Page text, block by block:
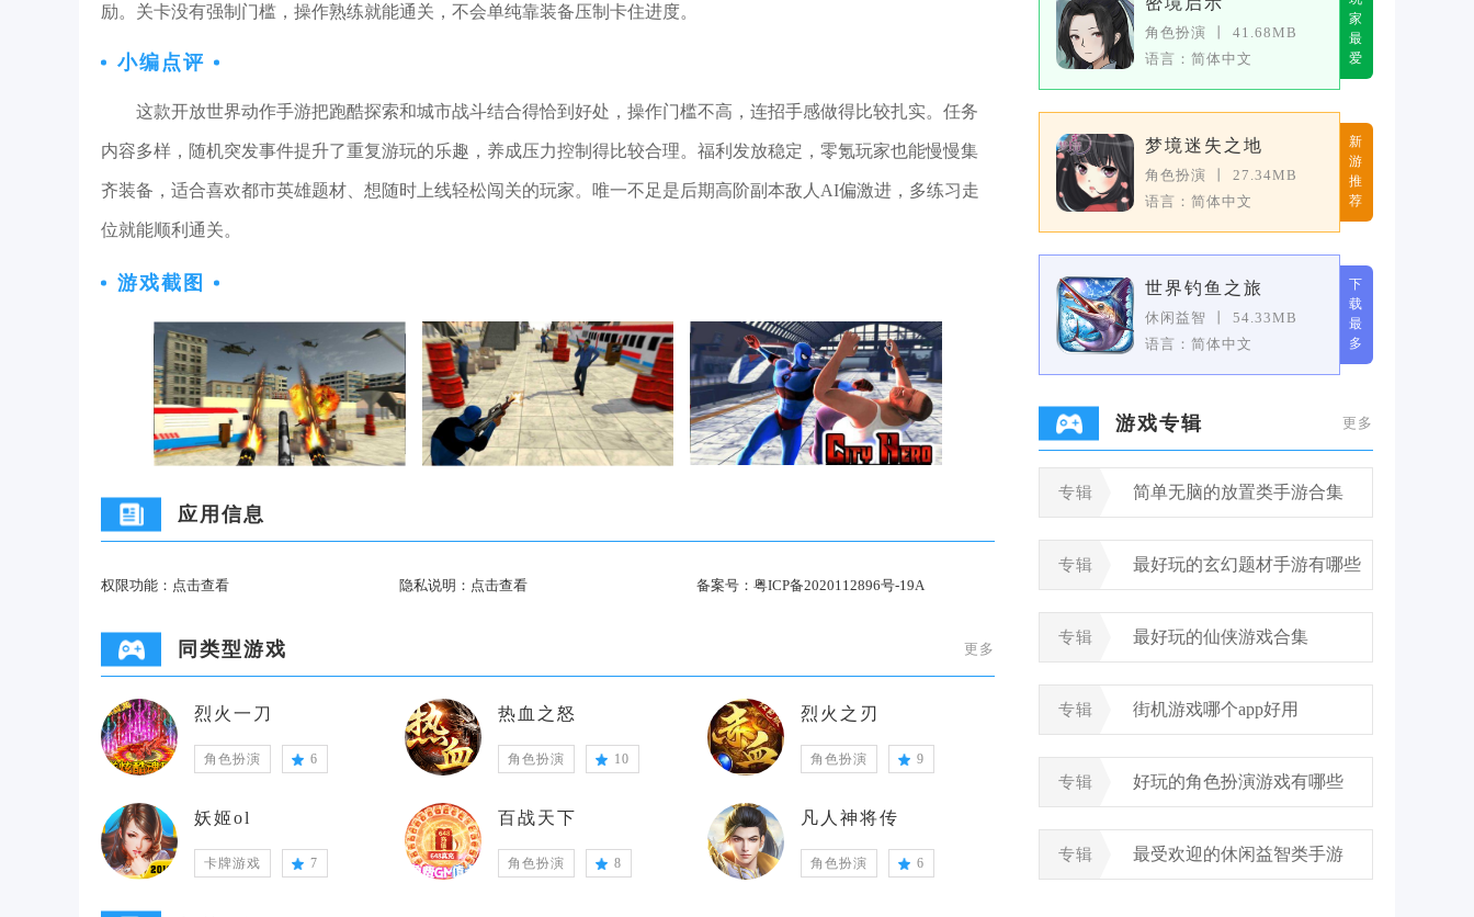
励。关卡没有强制门槛，操作熟练就能通关，不会单纯靠装备压制卡住进度。
小编点评
这款开放世界动作手游把跑酷探索和城市战斗结合得恰到好处，操作门槛不高，连招手感做得比较扎实。任务
内容多样，随机突发事件提升了重复游玩的乐趣，养成压力控制得比较合理。福利发放稳定，零氪玩家也能慢慢集
齐装备，适合喜欢都市英雄题材、想随时上线轻松闯关的玩家。唯一不足是后期高阶副本敌人AI偏激进，多练习走
位就能顺利通关。
游戏截图
应用信息
权限功能： 点击查看 隐私说明： 点击查看 备案号：粤ICP备2020112896号-19A
同类型游戏 更多
烈火一刀
角色扮演 6
热血之怒
角色扮演 10
烈火之刃
角色扮演 9
妖姬ol
卡牌游戏 7
百战天下
角色扮演 8
凡人神将传
角色扮演 6
角色扮演
41.68MB
语言：简体中文
家
最
爱
梦境迷失之地
角色扮演
27.34MB
语言：简体中文
新
游
推
荐
世界钓鱼之旅
休闲益智
54.33MB
语言：简体中文
下
载
最
多
游戏专辑 更多
专辑 简单无脑的放置类手游合集
专辑 最好玩的玄幻题材手游有哪些
专辑 最好玩的仙侠游戏合集
专辑 街机游戏哪个app好用
专辑 好玩的角色扮演游戏有哪些
专辑 最受欢迎的休闲益智类手游